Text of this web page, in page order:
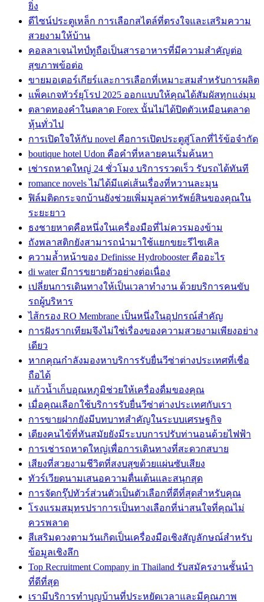
ยิ่ง
ดีไซน์ประตูเหล็ก การเลือกสไตล์ที่ตรงใจและเสริมความ
สวยงามให้บ้าน
คอลลาเจนไทป์ทูถือเป็นสารอาหารที่มีความสำคัญต่อ
สุขภาพข้อต่อ
ขายมอเตอร์เกียร์และการเลือกที่เหมาะสมสำหรับการผลิต
แพ็คเกจทัวร์ยุโรป 2025 ออกแบบให้คุณได้สัมผัสทุกแง่มุม
ตลาดทองคำในตลาด Forex นั้นไม่ได้ปิดตัวเหมือนตลาด
หุ้นทั่วไป
การเปิดใจให้กับ novel คือการเปิดประตูสู่โลกที่ไร้ข้อจำกัด
boutique hotel Udon คือคำที่หลายคนเริ่มค้นหา
เช่ารถหาดใหญ่ 24 ชั่วโมง บริการรวดเร็ว รับรถได้ทันที
romance novels ไม่ได้มีแค่เส้นเรื่องที่หวานละมุน
ฟิล์มติดกระจกบ้านยังช่วยเพิ่มมูลค่าทรัพย์สินของคุณใน
ระยะยาว
ธงชายหาดคือหนึ่งในเครื่องมือที่ไม่ควรมองข้าม
ถังพลาสติกยังสามารถนำมาใช้แยกขยะรีไซเคิล
ความล้ำหน้าของ Definisse Hydrobooster คืออะไร
di water มีการขยายตัวอย่างต่อเนื่อง
เปลี่ยนการเดินทางให้เป็นเวลาทำงาน ด้วยบริการคนขับ
รถผู้บริหาร
ไส้กรอง RO Membrane เป็นหนึ่งในอุปกรณ์สำคัญ
การฝังรากเทียมจึงไม่ใช่เรื่องของความสวยงามเพียงอย่าง
เดียว
หากคุณกำลังมองหาบริการรับยื่นวีซ่าต่างประเทศที่เชื่อ
ถือได้
แก้วน้ำเก็บอุณหภูมิช่วยให้เครื่องดื่มของคุณ
เมื่อคุณเลือกใช้บริการรับยื่นวีซ่าต่างประเทศกับเรา
การขายฝากยังมีบทบาทสำคัญในระบบเศรษฐกิจ
เตียงคนไข้ที่ทันสมัยยังมีระบบการปรับท่านอนด้วยไฟฟ้า
การเช่ารถหาดใหญ่เพื่อการเดินทางที่สะดวกสบาย
เสียงที่สวยงามชีวิตที่สงบสุขด้วยแผ่นซับเสียง
ทัวร์เวียดนามเสนอความตื่นเต้นและสนุกสุด
การจัดกรุ๊ปทัวร์ส่วนตัวเป็นตัวเลือกที่ดีที่สุดสำหรับคุณ
โรงแรมสมุทรปราการเป็นทางเลือกที่น่าสนใจที่คุณไม่
ควรพลาด
สีเสริมดวงตามวันเกิดเป็นเครื่องมือเชิงสัญลักษณ์สำหรับ
ข้อมูลเชิงลึก
Top Recruitment Company in Thailand รับสมัครงานชั้นนำ
ที่ดีที่สุด
เรามีบริการทำบุญบ้านที่ประหยัดเวลาและมีคุณภาพ